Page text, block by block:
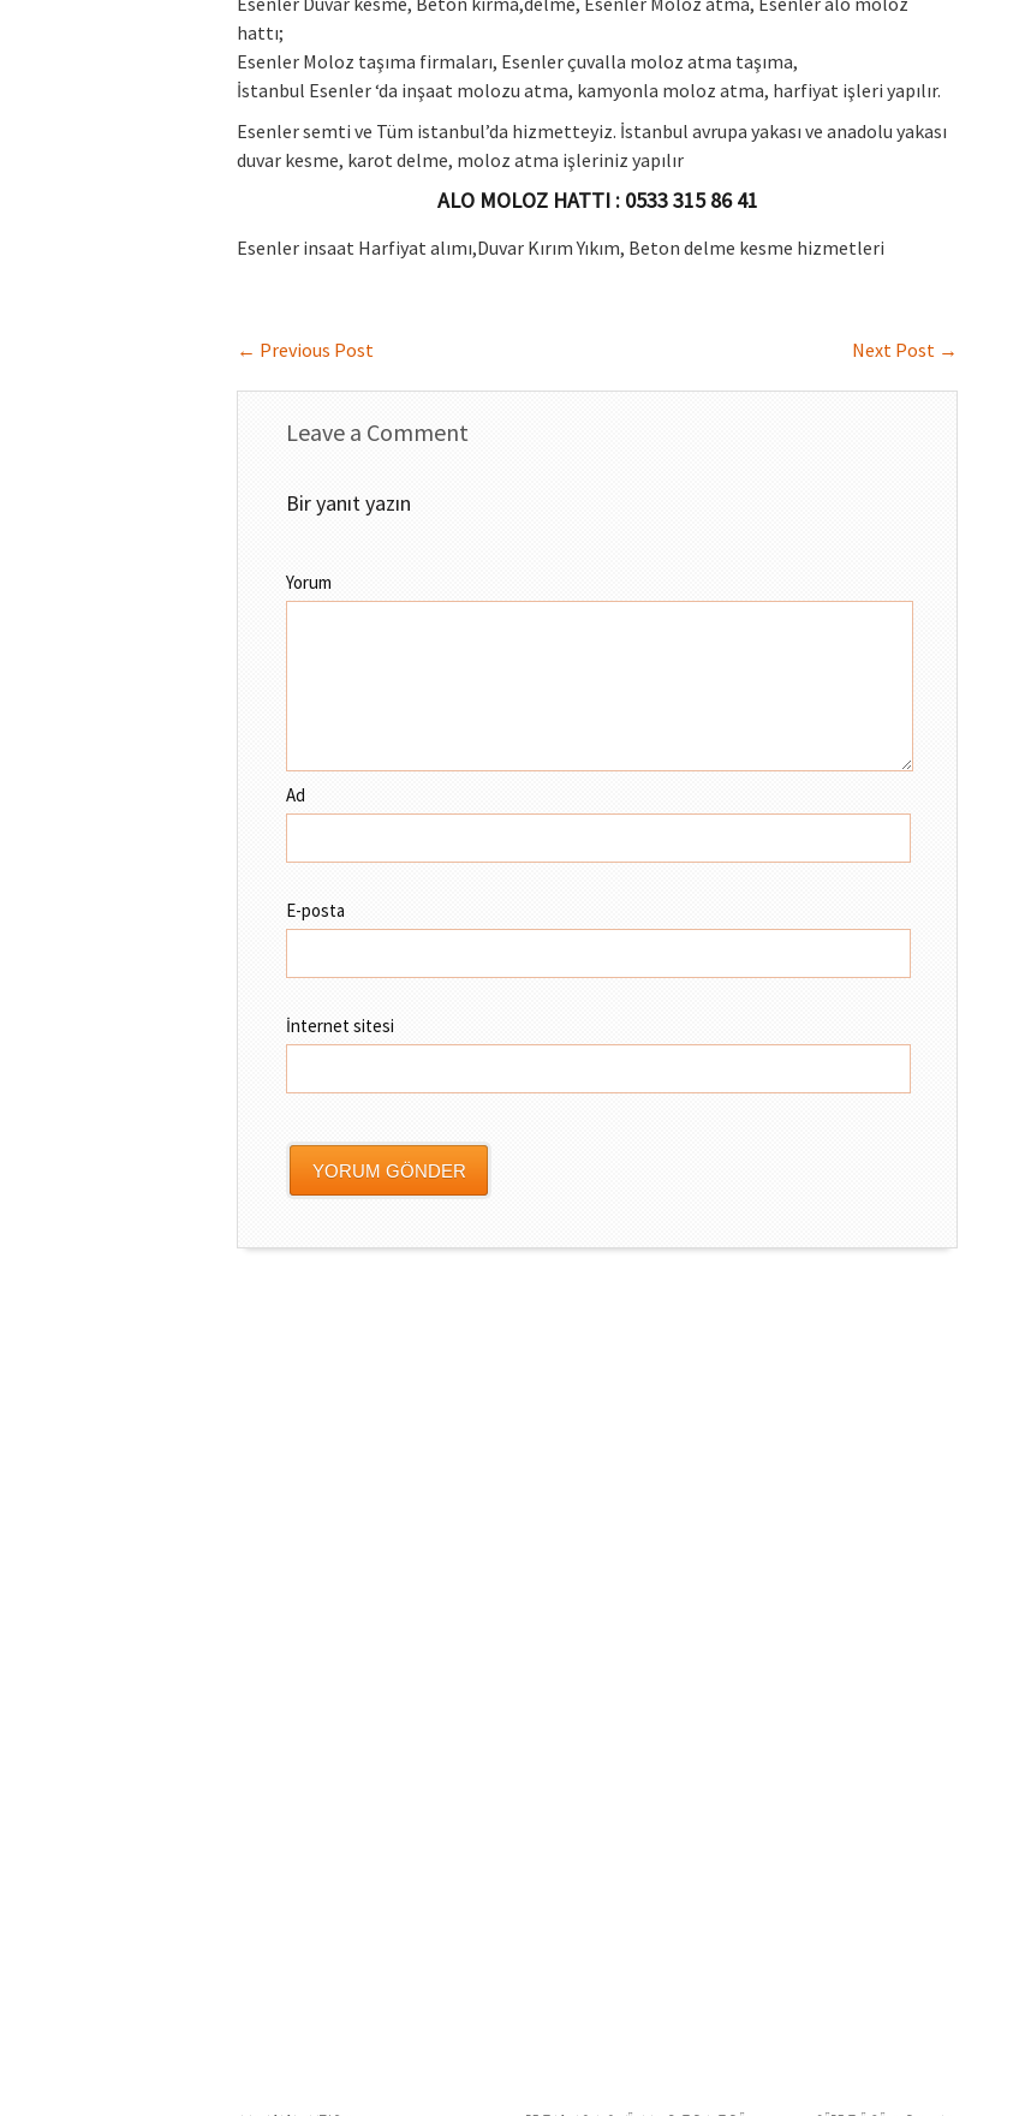
hattı;
Esenler Moloz taşıma firmaları, Esenler çuvalla moloz atma taşıma,
İstanbul Esenler ‘da inşaat molozu atma, kamyonla moloz atma, harfiyat işleri yapılır.
Esenler semti ve Tüm istanbul’da hizmetteyiz. İstanbul avrupa yakası ve anadolu yakası
duvar kesme, karot delme, moloz atma işleriniz yapılır
ALO MOLOZ HATTI : 0533 315 86 41
Esenler insaat Harfiyat alımı,Duvar Kırım Yıkım, Beton delme kesme hizmetleri
← Previous Post Next Post →
Leave a Comment
Bir yanıt yazın
Yorum
Ad
E-posta
İnternet sitesi